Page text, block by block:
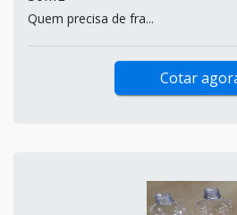
Quem precisa de fra...
Cotar